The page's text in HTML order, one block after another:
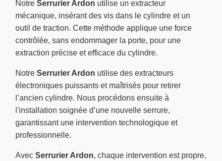
Notre Serrurier Ardon utilise un extracteur
mécanique, insérant des vis dans le cylindre et un
outil de traction. Cette méthode applique une force
contrôlée, sans endommager la porte, pour une
extraction précise et efficace du cylindre.
Notre Serrurier Ardon utilise des extracteurs
électroniques puissants et maîtrisés pour retirer
l’ancien cylindre. Nous procédons ensuite à
l'installation soignée d’une nouvelle serrure,
garantissant une intervention technologique et
professionnelle.
Avec Serrurier Ardon, chaque intervention est propre,